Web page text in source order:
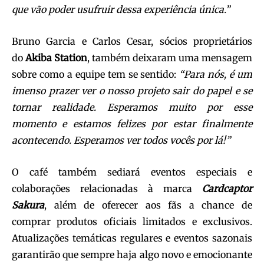
que vão poder usufruir dessa experiência única.”
Bruno Garcia e Carlos Cesar, sócios proprietários
do Akiba Station, também deixaram uma mensagem
sobre como a equipe tem se sentido: “Para nós, é um
imenso prazer ver o nosso projeto sair do papel e se
tornar realidade. Esperamos muito por esse
momento e estamos felizes por estar finalmente
acontecendo. Esperamos ver todos vocês por lá!”
O café também sediará eventos especiais e
colaborações relacionadas à marca Cardcaptor
Sakura, além de oferecer aos fãs a chance de
comprar produtos oficiais limitados e exclusivos.
Atualizações temáticas regulares e eventos sazonais
garantirão que sempre haja algo novo e emocionante